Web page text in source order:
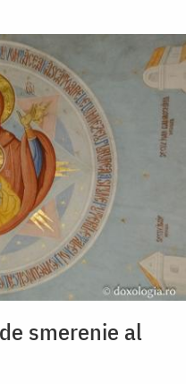
smerenie al